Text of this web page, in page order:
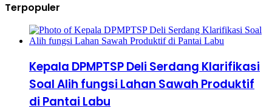
Terpopuler
Kepala DPMPTSP Deli Serdang Klarifikasi
Soal Alih fungsi Lahan Sawah Produktif
di Pantai Labu